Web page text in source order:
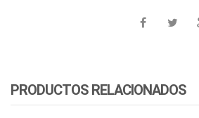
PRODUCTOS RELACIONADOS